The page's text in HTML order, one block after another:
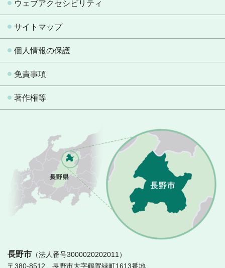
ウェブアクセシビリティ
サイトマップ
個人情報の保護
免責事項
著作権等
長野市 （法人番号3000020202011）
〒380-8512 長野市大字鶴賀緑町1613番地